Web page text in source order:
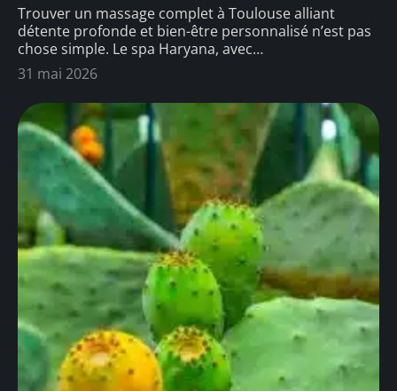
Trouver un massage complet à Toulouse alliant
détente profonde et bien-être personnalisé n’est pas
chose simple. Le spa Haryana, avec…
31 mai 2026